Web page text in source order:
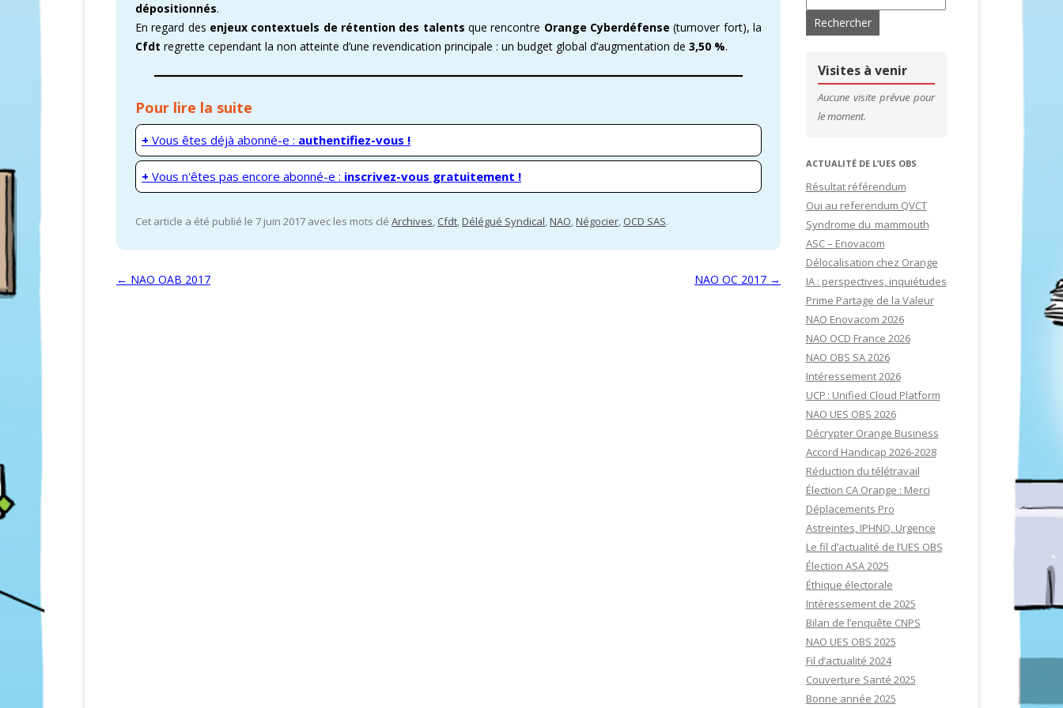
CARTOGRAPHIE ENOVACOMCSE & RP – MANDATS ATTRACTIFS !COMMENT ADHÉRER À LA CFDT ?CFDT – UN SYNDICAT D’ADHÉRENTS
ADMINISTRATION CANDIDATURES
CONTACTS & LIENS UTILES
dépositionnés.
En regard des enjeux contextuels de rétention des talents que rencontre Orange Cyberdéfense (turnover fort), la
Cfdt regrette cependant la non atteinte d’une revendication principale : un budget global d’augmentation de 3,50 %.
Pour lire la suite
+ Vous êtes déjà abonné-e : authentifiez-vous !
+ Vous n'êtes pas encore abonné-e : inscrivez-vous gratuitement !
Cet article a été publié le 7 juin 2017 avec les mots clé Archives, Cfdt,Délégué Syndical,NAO,Négocier, OCD SAS.
Navigation des articles
← NAO OAB 2017 NAO OC 2017 →
Visites à venir
Aucune visite prévue pour
le moment.
ACTUALITÉ DE L’UES OBS
Résultat référendum
Oui au referendum QVCT
Syndrome du mammouth
ASC – Enovacom
Délocalisation chez Orange
IA : perspectives, inquiétudes
Prime Partage de la Valeur
NAO Enovacom 2026
NAO OCD France 2026
NAO OBS SA 2026
Intéressement 2026
UCP : Unified Cloud Platform
NAO UES OBS 2026
Décrypter Orange Business
Accord Handicap 2026-2028
Réduction du télétravail
Élection CA Orange : Merci
Déplacements Pro
Astreintes, IPHNO, Urgence
Le fil d’actualité de l’UES OBS
Élection ASA 2025
Éthique électorale
Intéressement de 2025
Bilan de l’enquête CNPS
NAO UES OBS 2025
Fil d’actualité 2024
Couverture Santé 2025
Bonne année 2025